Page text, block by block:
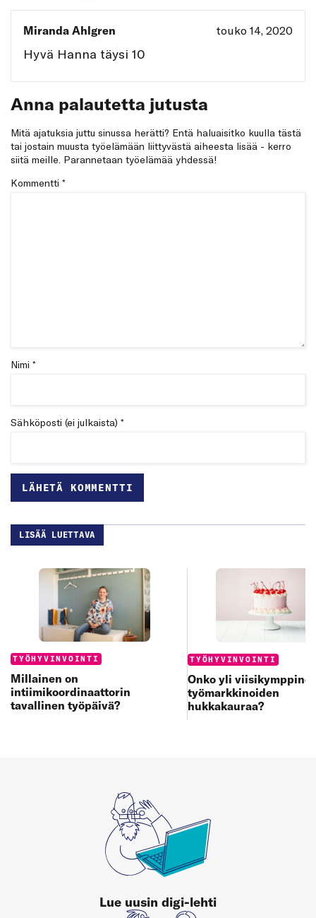
Miranda Ahlgren touko 14, 2020
Hyvä Hanna täysi 10
Anna palautetta jutusta
Mitä ajatuksia juttu sinussa herätti? Entä haluaisitko kuulla tästä
tai jostain muusta työelämään liittyvästä aiheesta lisää - kerro
siitä meille. Parannetaan työelämää yhdessä!
Kommentti *
Nimi *
Sähköposti (ei julkaista) *
LISÄÄ LUETTAVA
Categories:
TYÖHYVINVOINTI
Millainen on
intiimikoordinaattorin
tavallinen työpäivä?
Categories:
TYÖHYVINVOINTI
Onko yli
työmarkkinoiden
hukkakauraa?
Lue uusin digi-lehti